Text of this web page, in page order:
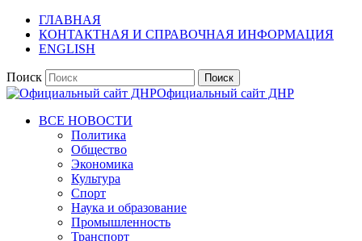
ГЛАВНАЯ
КОНТАКТНАЯ И СПРАВОЧНАЯ ИНФОРМАЦИЯ
ENGLISH
Поиск
Официальный сайт ДНР
ВСЕ НОВОСТИ
Политика
Общество
Экономика
Культура
Спорт
Наука и образование
Промышленность
Транспорт